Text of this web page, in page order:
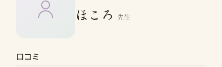
ほころ 先生
口コミ